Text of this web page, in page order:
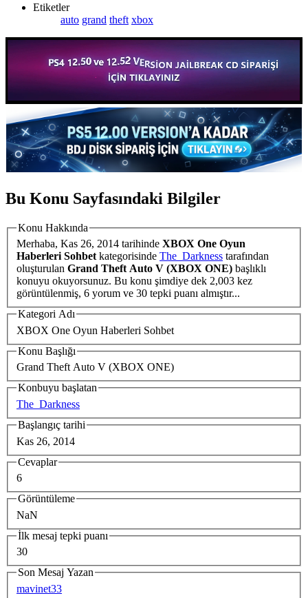
Etiketler
auto grand theft xbox
Bu Konu Sayfasındaki Bilgiler
Konu Hakkında
Merhaba, Kas 26, 2014 tarihinde XBOX One Oyun
Haberleri Sohbet kategorisinde The_Darkness tarafından
oluşturulan Grand Theft Auto V (XBOX ONE) başlıklı
konuyu okuyorsunuz. Bu konu şimdiye dek 2,003 kez
görüntülenmiş, 6 yorum ve 30 tepki puanı almıştır...
Kategori Adı
XBOX One Oyun Haberleri Sohbet
Konu Başlığı
Grand Theft Auto V (XBOX ONE)
Konbuyu başlatan
The_Darkness
Başlangıç tarihi
Kas 26, 2014
Cevaplar
6
Görüntüleme
NaN
İlk mesaj tepki puanı
30
Son Mesaj Yazan
mavinet33